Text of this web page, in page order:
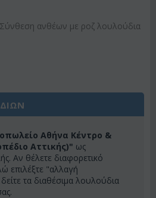
Σύνθεση ανθέων με ροζ λουλούδια
Αθήνα Κέντρο &
Αττικής)" ως
Αν θέλετε διαφορετικό
επιλέξτε "αλλαγή
τα διαθέσιμα λουλούδια